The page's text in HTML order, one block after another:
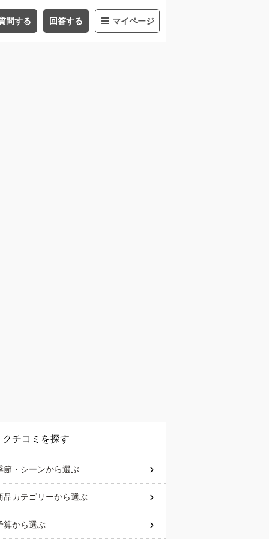
問する 回答する マイページ
クチコミを探す
節・シーンから選ぶ
品カテゴリーから選ぶ
算から選ぶ